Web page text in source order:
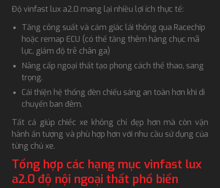
Độ vinfast lux a2.0 mang lại nhiều lợi ích thực tế:
Tăng công suất và cảm giác lái thông qua Racechip
hoặc remap ECU (có thể tăng thêm hàng chục mã
lực, giảm độ trễ chân ga)
Nâng cấp ngoại thất tạo phong cách thể thao, sang
trọng.
Cải thiện hệ thống đèn chiếu sáng an toàn hơn khi di
chuyển ban đêm.
Tất cả giúp chiếc xe không chỉ đẹp hơn mà còn vận
hành ấn tượng và phù hợp hơn với nhu cầu sử dụng của
từng chủ xe.
Tổng hợp các hạng mục vinfast lux
a2.0 độ nội ngoại thất phổ biến